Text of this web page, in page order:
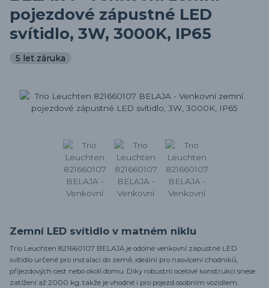
pojezdové zápustné LED
svítidlo, 3W, 3000K, IP65
5 let záruka
Zemní LED svítidlo v matném niklu
Trio Leuchten 821660107 BELAJA je odolné venkovní zápustné LED
svítidlo určené pro instalaci do země, ideální pro nasvícení chodníků,
příjezdových cest nebo okolí domu. Díky robustní ocelové konstrukci snese
zatížení až 2000 kg, takže je vhodné i pro pojezd osobním vozidlem.